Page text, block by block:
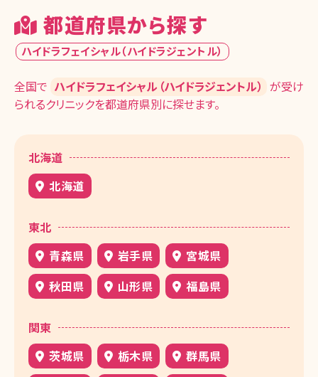
都道府県から探す
ハイドラフェイシャル（ハイドラジェントル）
全国で ハイドラフェイシャル（ハイドラジェントル） が受け
られるクリニックを都道府県別に探せます。
北海道
北海道
東北
青森県
岩手県
宮城県
秋田県
山形県 福島県
関東
茨城県
栃木県
群馬県